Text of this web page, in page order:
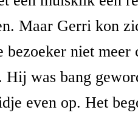
Maar Gerri kon
bezoeker niet meer
was bang
even op. Het